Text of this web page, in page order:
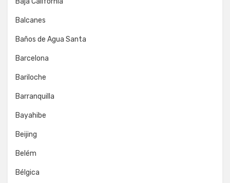
Balcanes
Baños de Agua Santa
Barcelona
Bariloche
Barranquilla
Bayahibe
Beijing
Belém
Bélgica